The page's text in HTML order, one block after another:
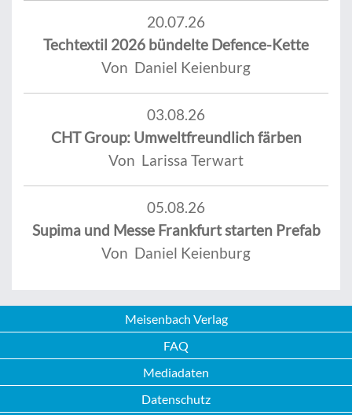
20.07.26
Techtextil 2026 bündelte Defence-Kette
Von Daniel Keienburg
03.08.26
CHT Group: Umweltfreundlich färben
Von Larissa Terwart
05.08.26
Supima und Messe Frankfurt starten Prefab
Von Daniel Keienburg
Meisenbach Verlag
FAQ
Mediadaten
Datenschutz